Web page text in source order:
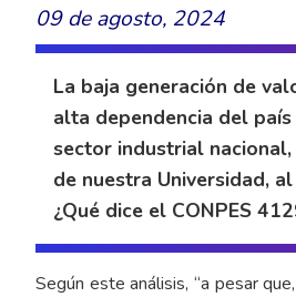
09 de agosto, 2024
La baja generación de
alta dependencia del
sector industrial
de nuestra Universidad,
¿Qué dice el CONPES
Según este análisis, “a pesar